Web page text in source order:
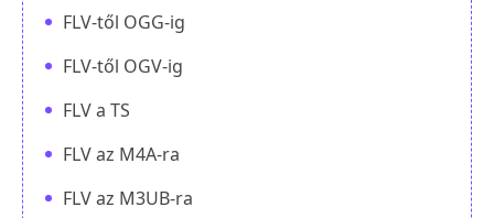
FLV-től OGG-ig
FLV-től OGV-ig
FLV a TS
FLV az M4A-ra
FLV az M3UB-ra